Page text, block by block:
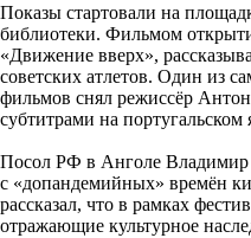
Показы стартовали на
библиотеки. Фильмом
«Движение вверх»,
советских атлетов. Один из
фильмов снял режиссёр
субтитрами на португальском
Посол РФ в Анголе Владимир
с «допандемийных» времён
рассказал, что в рамках
отражающие культурное